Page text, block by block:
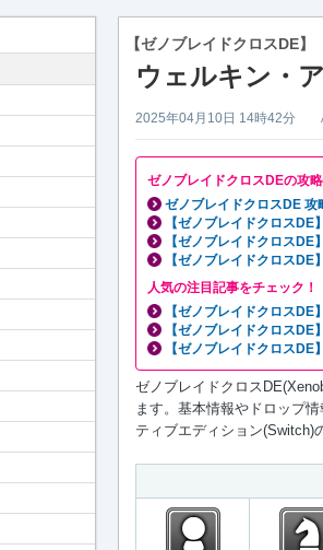
【ゼノブレイドクロスDE】
ウェルキン・
2025年04月10日 14時42分
ゼノブレイドクロスDEの攻
ゼノブレイドクロスDE 攻
【ゼノブレイドクロスDE
【ゼノブレイドクロスDE
【ゼノブレイドクロスDE
人気の注目記事をチェック！
【ゼノブレイドクロス
【ゼノブレイドクロスDE
【ゼノブレイドクロスDE
ゼノブレイドクロス
ます。基本情報やドロップ
ティブエディション(Switch)